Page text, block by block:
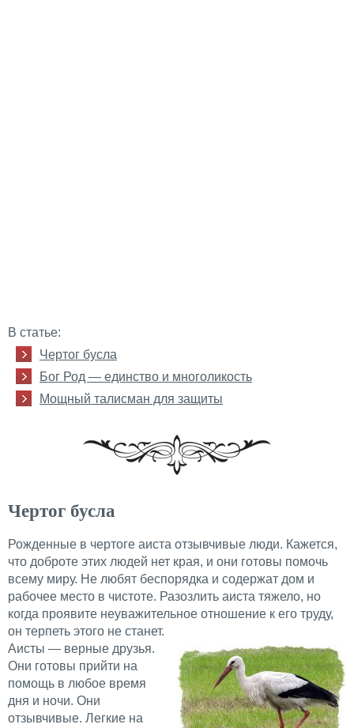
В статье:
Чертог бусла
Бог Род — единство и многоликость
Мощный талисман для защиты
Чертог бусла
Рожденные в чертоге аиста отзывчивые люди. Кажется,
что доброте этих людей нет края, и они готовы помочь
всему миру. Не любят беспорядка и содержат дом и
рабочее место в чистоте. Разозлить аиста тяжело, но
когда проявите неуважительное отношение к его труду,
он терпеть этого не станет.
Аисты — верные друзья.
Они готовы прийти на
помощь в любое время
дня и ночи. Они
отзывчивые. Легкие на